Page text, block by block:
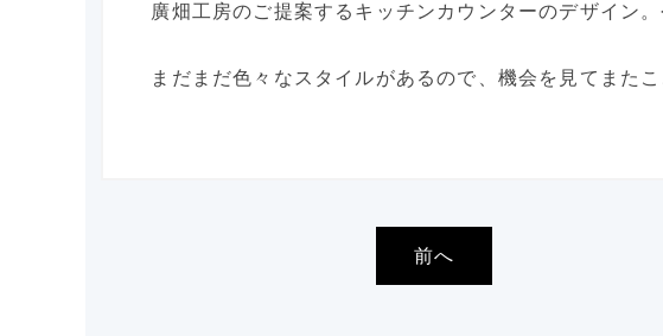
廣畑工房のご提案するキッチンカウンターのデザイン
まだまだ色々なスタイルがあるので、機会を見てまた
前へ